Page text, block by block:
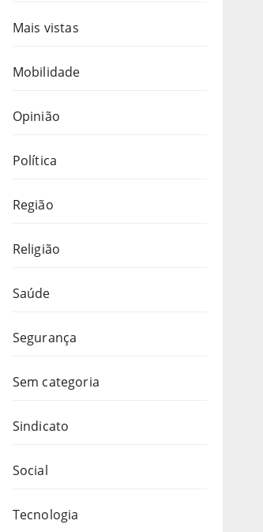
Mais vistas
Mobilidade
Opinião
Política
Região
Religião
Saúde
Segurança
Sem categoria
Sindicato
Social
Tecnologia